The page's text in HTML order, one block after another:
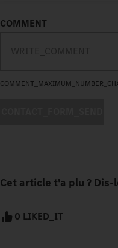
COMMENT
Cet article t'a plu ? Dis-
0 LIKED_IT